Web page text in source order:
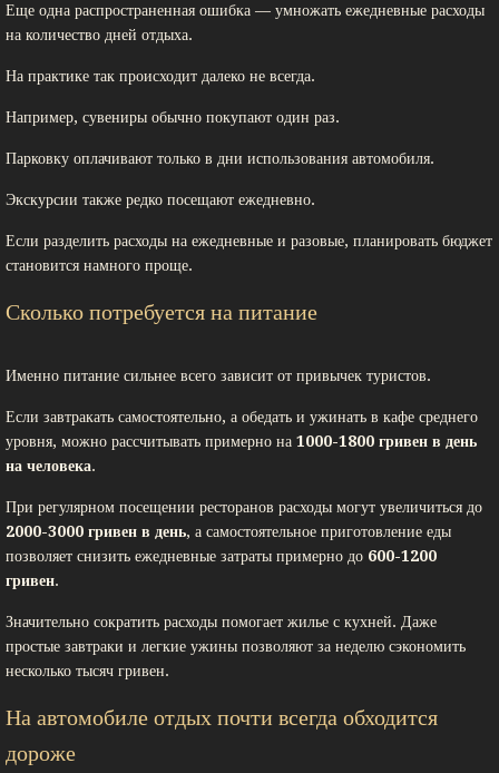
Еще одна распространенная ошибка — умножать ежедневные расходы
на количество дней отдыха.
На практике так происходит далеко не всегда.
Например, сувениры обычно покупают один раз.
Парковку оплачивают только в дни использования автомобиля.
Экскурсии также редко посещают ежедневно.
Если разделить расходы на ежедневные и разовые, планировать бюджет
становится намного проще.
Сколько потребуется на питание
Именно питание сильнее всего зависит от привычек туристов.
Если завтракать самостоятельно, а обедать и ужинать в кафе среднего
уровня, можно рассчитывать примерно на 1000-1800 гривен в день
на человека.
При регулярном посещении ресторанов расходы могут увеличиться до
2000-3000 гривен в день, а самостоятельное приготовление еды
позволяет снизить ежедневные затраты примерно до 600-1200
гривен.
Значительно сократить расходы помогает жилье с кухней. Даже
простые завтраки и легкие ужины позволяют за неделю сэкономить
несколько тысяч гривен.
На автомобиле отдых почти всегда обходится
дороже